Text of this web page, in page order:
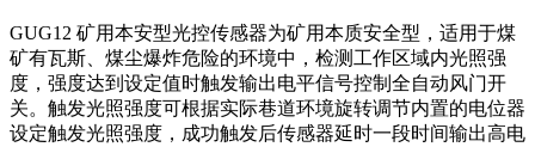
GUG12 矿用本安型光控传感器为矿用本质安全型，适用于煤
矿有瓦斯、煤尘爆炸危险的环境中，检测工作区域内光照强
度，强度达到设定值时触发输出电平信号控制全自动风门开
关。触发光照强度可根据实际巷道环境旋转调节内置的电位器
设定触发光照强度，成功触发后传感器延时一段时间输出高电